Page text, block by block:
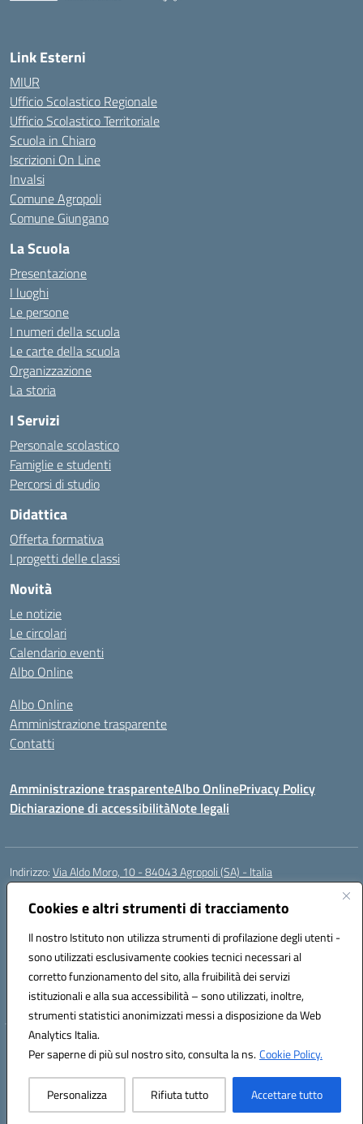
Cookies e altri strumenti di tracciamento
Il nostro Istituto non utilizza strumenti di profilazione degli utenti -
sono utilizzati esclusivamente cookies tecnici necessari al
corretto funzionamento del sito, alla fruibilità dei servizi
istituzionali e alla sua accessibilità – sono utilizzati, inoltre,
strumenti statistici anonimizzati messi a disposizione da Web
Analytics Italia.
Per saperne di più sul nostro sito, consulta la ns.Cookie Policy.
Personalizza Rifiuta tutto Accettare tutto
Link Esterni
MIUR
Ufficio Scolastico Regionale
Ufficio Scolastico Territoriale
Scuola in Chiaro
Iscrizioni On Line
Invalsi
Comune Agropoli
Comune Giungano
La Scuola
Presentazione
I luoghi
Le persone
I numeri della scuola
Le carte della scuola
Organizzazione
La storia
I Servizi
Personale scolastico
Famiglie e studenti
Percorsi di studio
Didattica
Offerta formativa
I progetti delle classi
Novità
Le notizie
Le circolari
Calendario eventi
Albo Online
Albo Online
Amministrazione trasparente
Contatti
Amministrazione trasparenteAlbo OnlinePrivacy Policy
Dichiarazione di accessibilitàNote legali
Indirizzo:Via Aldo Moro, 10 - 84043 Agropoli (SA) - Italia
Centralino:
Posta elettronica certificata (PEC):saic8at00d@pec.istruzione.it
Codice fiscale: 90009620650
Codice meccanografico:SAIC8AT00D
Codice Indice delle Pubbliche Amministrazioni (IPA): istsc_saic8at00d
Codice unico di fatturazione (CUF): UF1K7E
Hosting & Powered by 3D Solution S.r.l.
Concept & Design by Designers Italia